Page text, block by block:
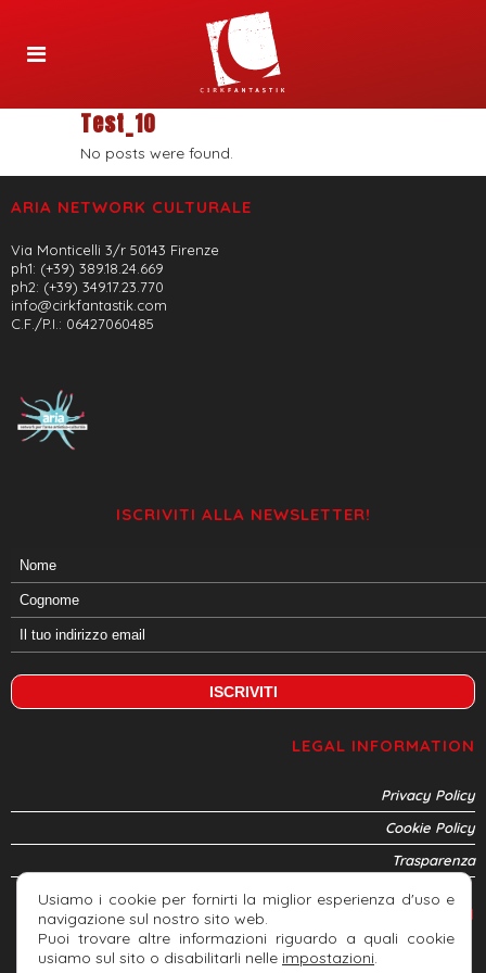
Test_10
No posts were found.
ARIA NETWORK CULTURALE
Via Monticelli 3/r 50143 Firenze
ph1: (+39) 389.18.24.669
ph2: (+39) 349.17.23.770
info@cirkfantastik.com
C.F./P.I.: 06427060485
ISCRIVITI ALLA NEWSLETTER!
LEGAL INFORMATION
Privacy Policy
Cookie Policy
Trasparenza
CONNETTITI
Usiamo i cookie per fornirti la miglior esperienza d'uso e
navigazione sul nostro sito web.
Puoi trovare altre informazioni riguardo a quali cookie
usiamo sul sito o disabilitarli nelle impostazioni.